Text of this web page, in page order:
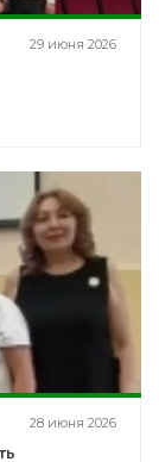
29 июня 2026
28 июня 2026